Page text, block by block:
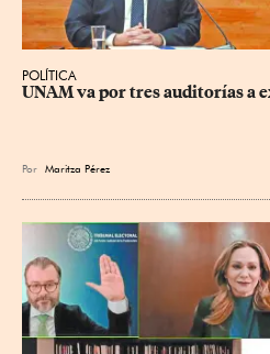
POLÍTICA
UNAM va por tres auditorías a
Por Maritza Pérez